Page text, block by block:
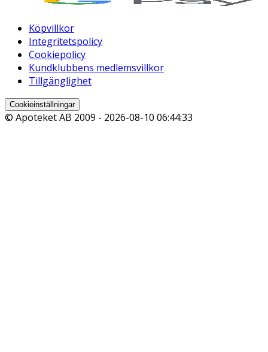
Köpvillkor
Integritetspolicy
Cookiepolicy
Kundklubbens medlemsvillkor
Tillgänglighet
Cookieinställningar
© Apoteket AB 2009 - 2026-08-10 06:44:33